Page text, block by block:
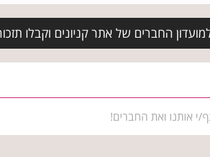
החברים של אתר קניונים וקבלו
י אותנו ואת החברים!